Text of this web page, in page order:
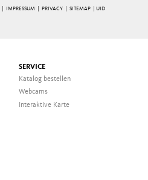
IMPRESSUM PRIVACY |SITEMAP
| UID
SERVICE
Katalog bestellen
Webcams
Interaktive Karte